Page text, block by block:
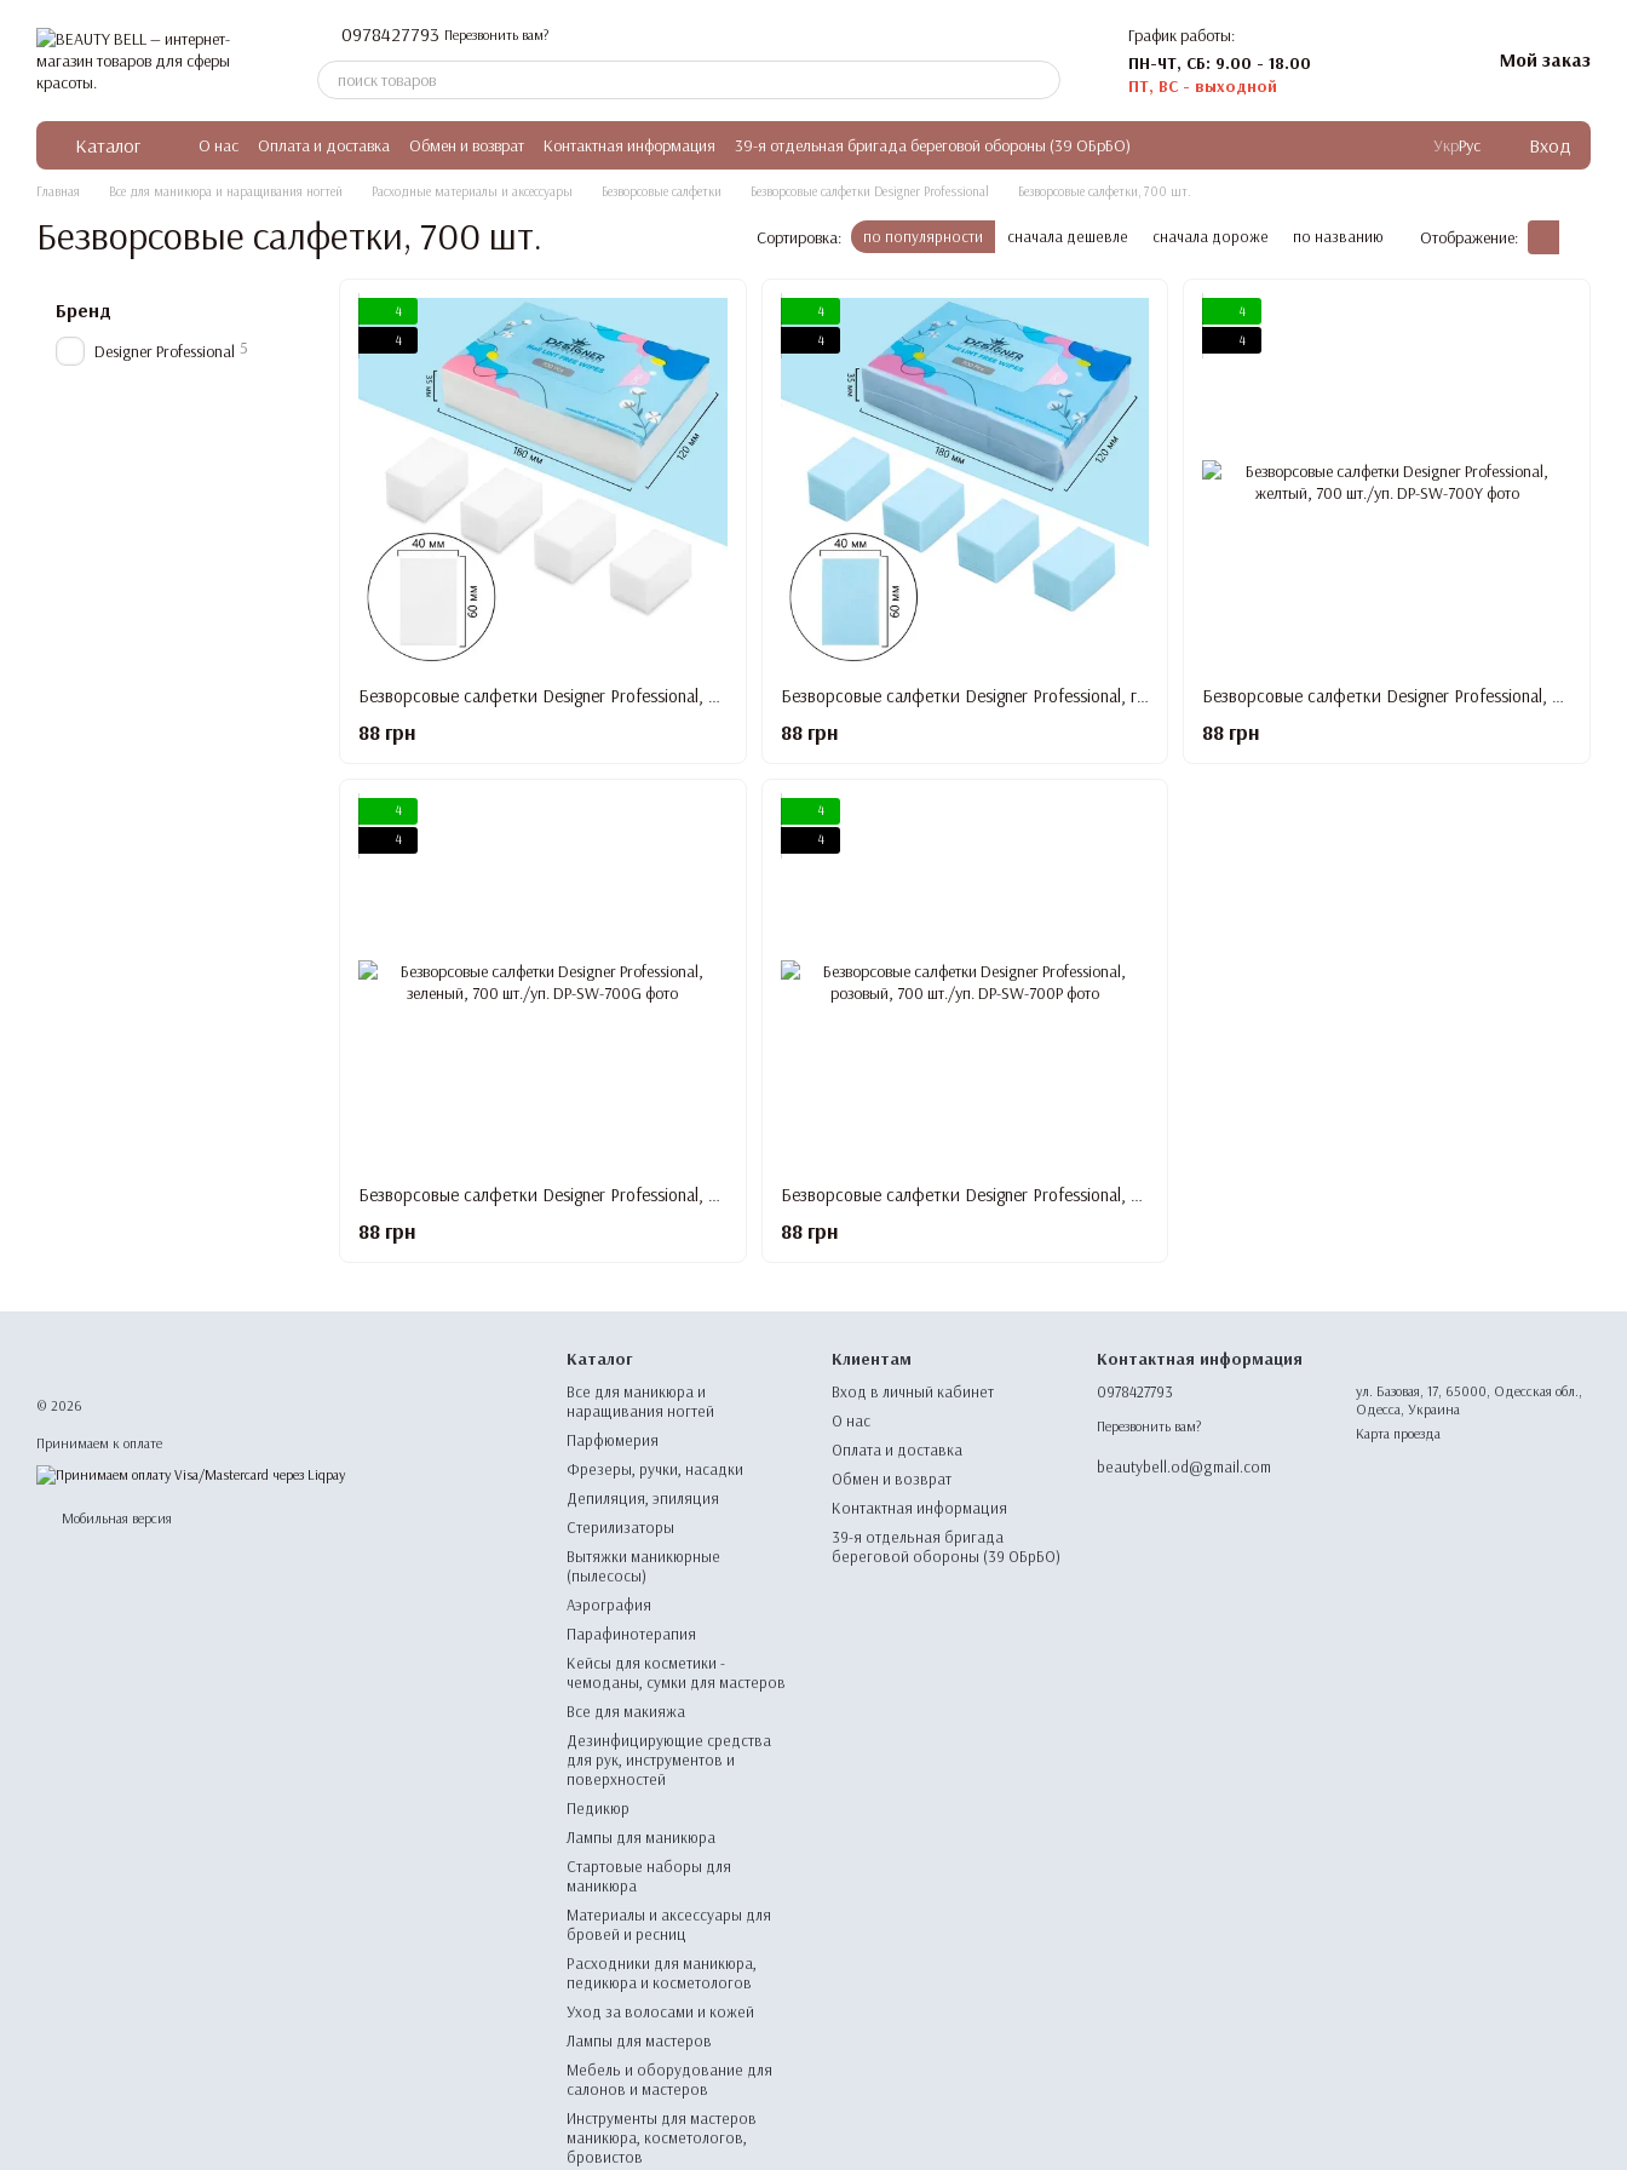
0978427793 Перезвонить вам?
График работы:
ПН-ЧТ, СБ: 9.00 - 18.00
ПТ, ВС - выходной
Мой заказ
Каталог О нас Оплата и доставка Обмен и возврат Контактная информация 39-я отдельная бригада береговой обороны (39 ОБрБО) УкрРус Вход
Главная Все для маникюра и наращивания ногтей Расходные материалы и аксессуары Безворсовые салфетки Безворсовые салфетки Designer Professional Безворсовые салфетки, 700 шт.
Безворсовые салфетки, 700 шт. Сортировка: по популярности сначала дешевле сначала дороже по названию Отображение:
4
4
88 грн
4
4
Безворсовые салфетки Designer Professional, голубой, 700 шт./уп.
88 грн
4
4
88 грн
4
4
Безворсовые салфетки Designer Professional, зеленый, 700 шт./уп.
88 грн
4
4
Безворсовые салфетки Designer Professional, розовый, 700 шт./уп.
88 грн
Бренд
Designer Professional 5
© 2026
Принимаем к оплате
Мобильная версия
Каталог
Все для маникюра и
наращивания ногтей
Парфюмерия
Фрезеры, ручки, насадки
Депиляция, эпиляция
Стерилизаторы
Вытяжки маникюрные
(пылесосы)
Аэрография
Парафинотерапия
Кейсы для косметики -
чемоданы, сумки для мастеров
Все для макияжа
Дезинфицирующие средства
для рук, инструментов и
поверхностей
Педикюр
Лампы для маникюра
Стартовые наборы для
маникюра
Материалы и аксессуары для
бровей и ресниц
Расходники для маникюра,
педикюра и косметологов
Уход за волосами и кожей
Лампы для мастеров
Мебель и оборудование для
салонов и мастеров
Инструменты для мастеров
маникюра, косметологов,
бровистов
Клиентам
Вход в личный кабинет
О нас
Оплата и доставка
Обмен и возврат
Контактная информация
39-я отдельная бригада
береговой обороны (39 ОБрБО)
Контактная информация
0978427793
Перезвонить вам?
beautybell.od@gmail.com
ул. Базовая, 17, 65000, Одесская обл.,
Одесса, Украина
Карта проезда